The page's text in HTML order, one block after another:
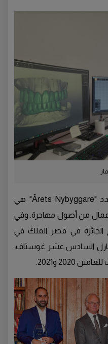
والجدير بالذكر أن جائزة البناة الجدد "Årets Nybyggare" هي
أعمال من أصول مهاجرة. وفي
في قصر الملك في
السادس عشر غوستاف،
2020 و2021.